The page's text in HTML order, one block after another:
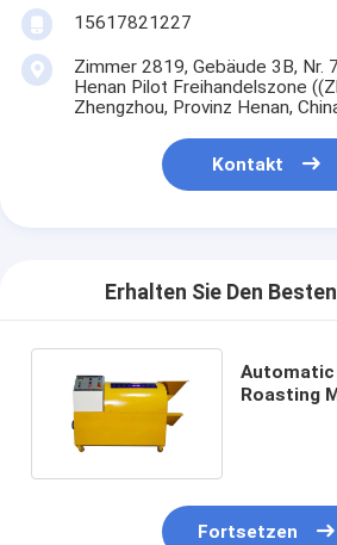
15617821227
Zimmer 2819, Gebäude 3B, Nr.
Henan Pilot Freihandelszone
Zhengzhou, Provinz Henan,
Kontakt
Erhalten Sie Den
Roasting
Fortsetzen